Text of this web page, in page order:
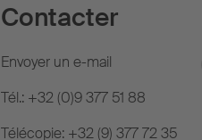
Contacter
Envoyer un e-mail
Tél.: +32 (0)9 377 51 88
Télécopie: +32 (9) 377 72 35